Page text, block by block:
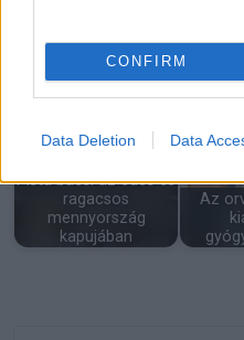
CONFIRM
Data Deletion Data
délután beugrottam
egy kis cukrászdába
Pista bácsi az édes és
ragacsos
mennyország
kapujában
Az